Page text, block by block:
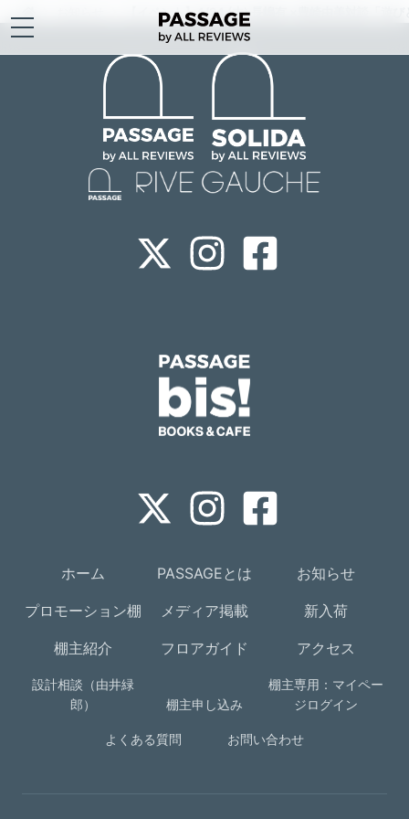
【イベント】4/24 (木) 長嶋有 ×豊崎由美対談「遊
ホーム PASSAGEとは お知らせ
プロモーション棚 メディア掲載 新入荷
棚主紹介 フロアガイド アクセス
設計相談（由井緑
郎）
棚主申し込み
棚主専用：マイペー
ジログイン
よくある質問 お問い合わせ